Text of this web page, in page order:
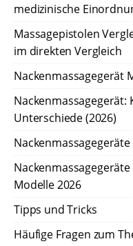
medizinische
Massagepistolen
im direkten Vergleich
Nackenmassagegerät
Unterschiede (2026)
Modelle 2026
Tipps und Tricks
Häufige Fragen zum